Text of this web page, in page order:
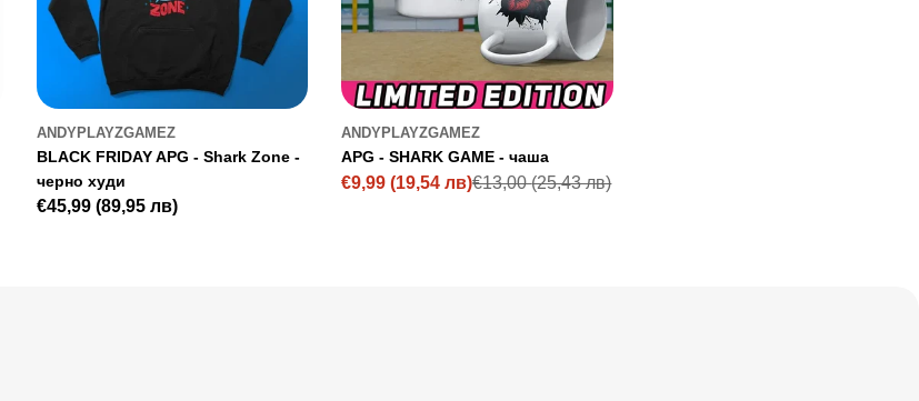
ANDYPLAYZGAMEZ
BLACK FRIDAY APG - Shark Zone -
черно худи
Редовна
€45,99 (89,95 лв)
ANDYPLAYZGAMEZ
APG - SHARK GAME - чаша
Цена
€9,99(19,54 лв)
Редовна
€13,00(25,43 лв)